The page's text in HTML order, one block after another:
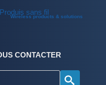
Wireless products & solutions
CONTACTER